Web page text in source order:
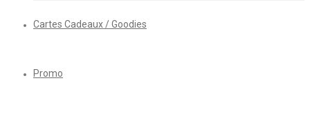
Cartes Cadeaux / Goodies
Promo